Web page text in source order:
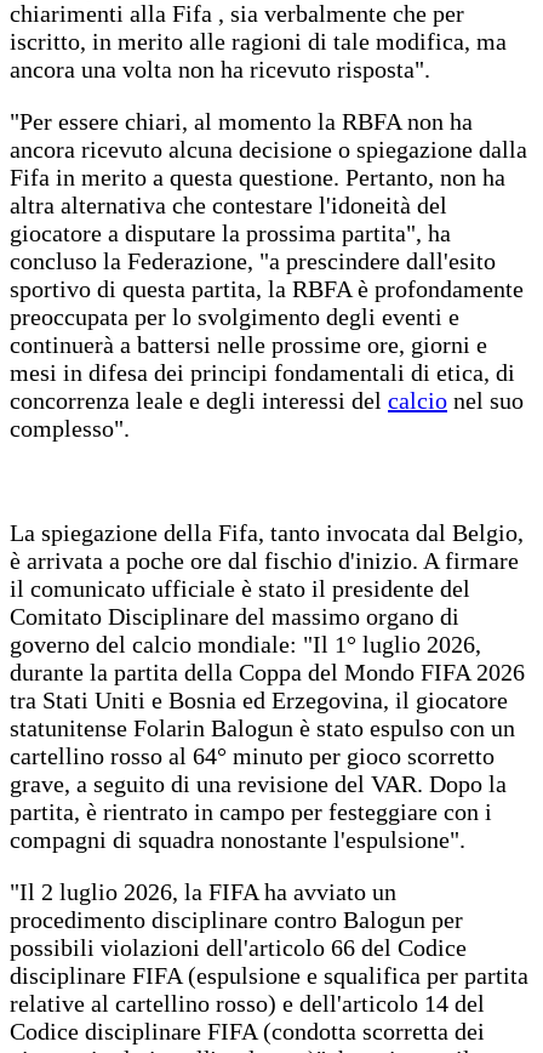
chiarimenti alla Fifa , sia verbalmente che per
iscritto, in merito alle ragioni di tale modifica, ma
ancora una volta non ha ricevuto risposta".
"Per essere chiari, al momento la RBFA non ha
ancora ricevuto alcuna decisione o spiegazione dalla
Fifa in merito a questa questione. Pertanto, non ha
altra alternativa che contestare l'idoneità del
giocatore a disputare la prossima partita", ha
concluso la Federazione, "a prescindere dall'esito
sportivo di questa partita, la RBFA è profondamente
preoccupata per lo svolgimento degli eventi e
continuerà a battersi nelle prossime ore, giorni e
mesi in difesa dei principi fondamentali di etica, di
concorrenza leale e degli interessi del calcio nel suo
complesso".
La spiegazione della Fifa, tanto invocata dal Belgio,
è arrivata a poche ore dal fischio d'inizio. A firmare
il comunicato ufficiale è stato il presidente del
Comitato Disciplinare del massimo organo di
governo del calcio mondiale: "Il 1° luglio 2026,
durante la partita della Coppa del Mondo FIFA 2026
tra Stati Uniti e Bosnia ed Erzegovina, il giocatore
statunitense Folarin Balogun è stato espulso con un
cartellino rosso al 64° minuto per gioco scorretto
grave, a seguito di una revisione del VAR. Dopo la
partita, è rientrato in campo per festeggiare con i
compagni di squadra nonostante l'espulsione".
"Il 2 luglio 2026, la FIFA ha avviato un
procedimento disciplinare contro Balogun per
possibili violazioni dell'articolo 66 del Codice
disciplinare FIFA (espulsione e squalifica per partita
relative al cartellino rosso) e dell'articolo 14 del
Codice disciplinare FIFA (condotta scorretta dei